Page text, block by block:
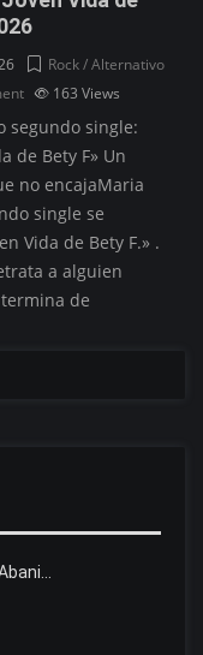
Rock / Alternativo
163Views
segundo single:
de Bety F» Un
no encajaMaria
single se
Vida de Bety F.» .
a alguien
de